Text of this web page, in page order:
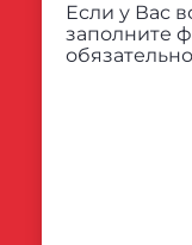
Если у Вас
заполните